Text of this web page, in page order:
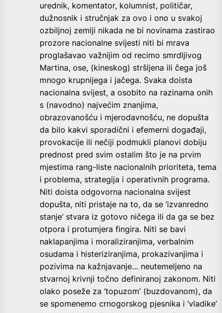
urednik, komentator, kolumnist, političar,
dužnosnik i stručnjak za ovo i ono u svakoj
ozbiljnoj zemlji nikada ne bi novinama zastirao
prozore nacionalne svijesti niti bi mrava
proglašavao važnijim od recimo smrdljivog
Martina, ose, (kineskog) stršljena ili čega još
mnogo krupnijega i jačega. Svaka doista
nacionalna svijest, a osobito na razinama onih
s (navodno) najvećim znanjima,
obrazovanošću i mjerodavnošću, ne dopušta
da bilo kakvi sporadični i efemerni događaji,
provokacije ili nečiji podmukli planovi dobiju
prednost pred svim ostalim što je na prvim
mjestima rang-liste nacionalnih prioriteta, tema
i problema, strategija i operativnih programa.
Niti doista odgovorna nacionalna svijest
dopušta, niti pristaje na to, da se ’izvanredno
stanje’ stvara iz gotovo ničega ili da ga se bez
otpora i protumjera fingira. Niti se bavi
naklapanjima i moraliziranjima, verbalnim
osudama i histeriziranjima, prokazivanjima i
pozivima na kažnjavanje… neutemeljeno na
stvarnoj krivnji točno definiranoj zakonom. Niti
olako poseže za ’topuzom’ (buzdovanom), da
se spomenemo crnogorskog pjesnika i ’vladike’